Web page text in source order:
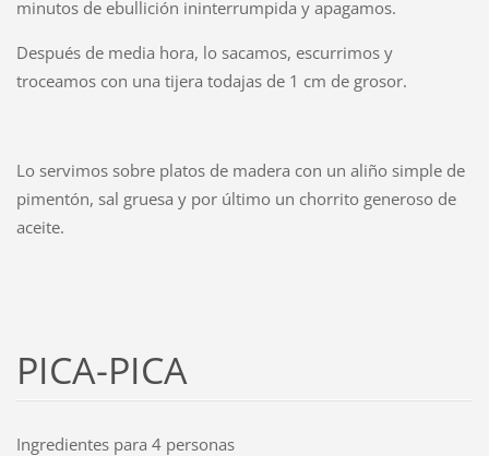
minutos de ebullición ininterrumpida y apagamos.
Después de media hora, lo sacamos, escurrimos y
troceamos con una tijera todajas de 1 cm de grosor.
Lo servimos sobre platos de madera con un aliño simple de
pimentón, sal gruesa y por último un chorrito generoso de
aceite.
PICA-PICA
Ingredientes para 4 personas